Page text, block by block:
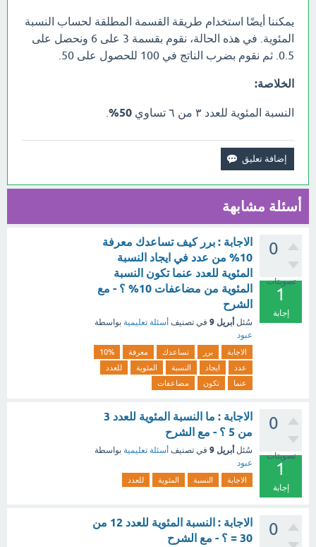
يمكننا أيضًا استخدام طريقة القسمة المطلقة لحساب النسبة
المئوية. في هذه الحالة، نقوم بقسمة 3 على 6 ونحصل على
0.5. ثم نقوم بضرب الناتج في 100 للحصول على 50.
الخلاصة:
النسبة المئوية للعدد ٣ من ٦ تساوي 50%
أسئلة مشابهة
0
تصويتات
1
إجابة
الاجابة : برر كيف تساعدك معرفة
10% من عدد في ايجاد النسبة
المئوية للعدد عنما تكون النسبة
المئوية من مضاعفات 10% ؟ - مع
الشرح
سُئل أبريل 9 في تصنيف أسئلة تعليمية بواسطة
عبود
الاجابة برر تساعدك معرفة
10%
عدد
ايجاد النسبة المئوية
للعدد
عنما
تكون مضاعفات
0
تصويتات
1
إجابة
الاجابة : ما النسبة المئوية للعدد 3
من 5 ؟ - مع الشرح
سُئل أبريل 9 في تصنيف أسئلة تعليمية بواسطة
عبود
الاجابة النسبة المئوية للعدد
0
الاجابة : النسبة المئوية للعدد 12 من
30 = ؟ - مع الشرح